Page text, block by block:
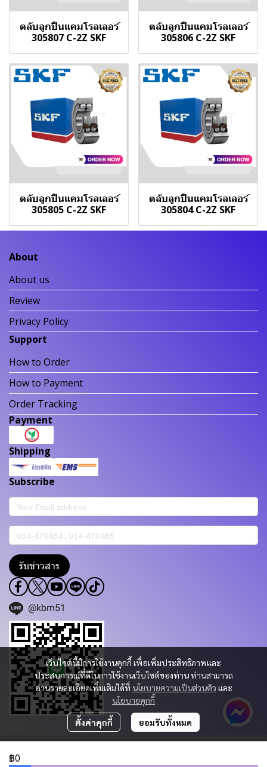
ตลับลูกปืนแคมโรลเลอร์
305807 C-2Z SKF
ตลับลูกปืนแคมโรลเลอร์
305806 C-2Z SKF
ตลับลูกปืนแคมโรลเลอร์
305805 C-2Z SKF
ตลับลูกปืนแคมโรลเลอร์
305804 C-2Z SKF
฿0
เว็บไซต์นี้มีการใช้งานคุกกี้ เพื่อเพิ่มประสิทธิภาพและ
ประสบการณ์ที่ดีในการใช้งานเว็บไซต์ของท่าน ท่านสามารถ
อ่านรายละเอียดเพิ่มเติมได้ที่ นโยบายความเป็นส่วนตัว และ
นโยบายคุกกี้
ตั้งค่าคุกกี้ ยอมรับทั้งหมด
About
About us
Review
Privacy Policy
Support
How to Order
How to Payment
Order Tracking
Payment
Shipping
Subscribe
รับข่าวสาร
@kbm51
Copyright 2023 | All Rights Reserved | Powered by KBM PART & TRADING